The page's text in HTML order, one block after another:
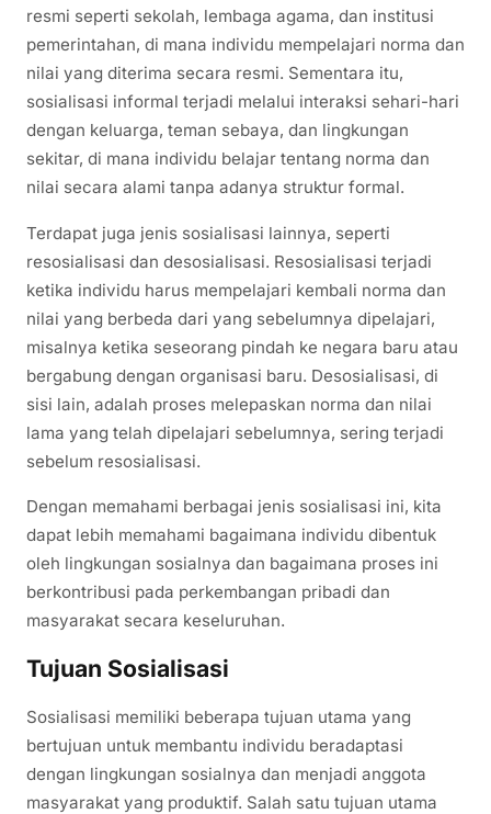
resmi seperti sekolah, lembaga agama, dan institusi
pemerintahan, di mana individu mempelajari norma dan
nilai yang diterima secara resmi. Sementara itu,
sosialisasi informal terjadi melalui interaksi sehari-hari
dengan keluarga, teman sebaya, dan lingkungan
sekitar, di mana individu belajar tentang norma dan
nilai secara alami tanpa adanya struktur formal.
Terdapat juga jenis sosialisasi lainnya, seperti
resosialisasi dan desosialisasi. Resosialisasi terjadi
ketika individu harus mempelajari kembali norma dan
nilai yang berbeda dari yang sebelumnya dipelajari,
misalnya ketika seseorang pindah ke negara baru atau
bergabung dengan organisasi baru. Desosialisasi, di
sisi lain, adalah proses melepaskan norma dan nilai
lama yang telah dipelajari sebelumnya, sering terjadi
sebelum resosialisasi.
Dengan memahami berbagai jenis sosialisasi ini, kita
dapat lebih memahami bagaimana individu dibentuk
oleh lingkungan sosialnya dan bagaimana proses ini
berkontribusi pada perkembangan pribadi dan
masyarakat secara keseluruhan.
Tujuan Sosialisasi
Sosialisasi memiliki beberapa tujuan utama yang
bertujuan untuk membantu individu beradaptasi
dengan lingkungan sosialnya dan menjadi anggota
masyarakat yang produktif. Salah satu tujuan utama